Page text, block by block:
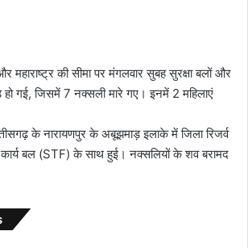
महाराष्ट्र की सीमा पर मंगलवार सुबह सुरक्षा बलों और
गई, जिसमें 7 नक्सली मारे गए। इनमें 2 महिलाएं
के नारायणपुर के अबूझमाड़ इलाके में जिला रिजर्व
बल (STF) के साथ हुई। नक्सलियों के शव बरामद